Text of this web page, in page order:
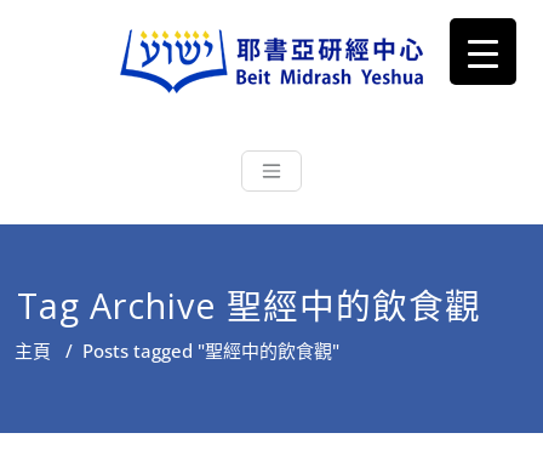
耶書亞研經中心
根源明白聖經，成為更好的門徒
Tag Archive 聖經中的飲食觀
主頁 / Posts tagged "聖經中的飲食觀"